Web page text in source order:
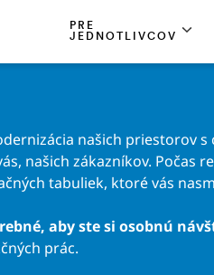
PRE
JEDNOTLIVCOV
našich priestorov
našich zákazníkov. Počas
tabuliek, ktoré vás
aby ste si osobnú
prác.